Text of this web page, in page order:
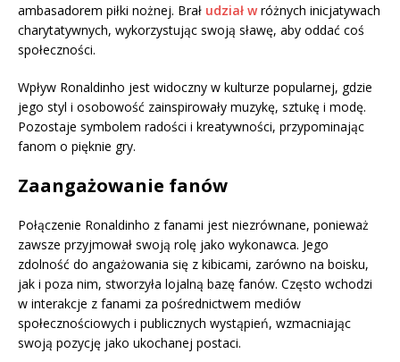
ambasadorem piłki nożnej. Brał udział wróżnych inicjatywach
charytatywnych, wykorzystując swoją sławę, aby oddać coś
społeczności.
Wpływ Ronaldinho jest widoczny w kulturze popularnej, gdzie
jego styl i osobowość zainspirowały muzykę, sztukę i modę.
Pozostaje symbolem radości i kreatywności, przypominając
fanom o pięknie gry.
Zaangażowanie fanów
Połączenie Ronaldinho z fanami jest niezrównane, ponieważ
zawsze przyjmował swoją rolę jako wykonawca. Jego
zdolność do angażowania się z kibicami, zarówno na boisku,
jak i poza nim, stworzyła lojalną bazę fanów. Często wchodzi
w interakcje z fanami za pośrednictwem mediów
społecznościowych i publicznych wystąpień, wzmacniając
swoją pozycję jako ukochanej postaci.